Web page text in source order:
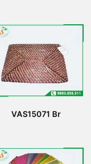
VAS15071 Br